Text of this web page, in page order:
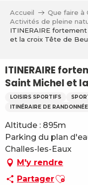
contenu
principal
Accueil
Que faire à
Activités de pleine
ITINERAIRE
et la croix Tête de
ITINERAIRE
Saint Michel et
LOISIRS SPORTIFS
ITINÉRAIRE DE
Altitude : 895m
Parking du plan
Challes-les-Eaux
M'y rendre
PartagerAjouter